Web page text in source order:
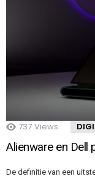
737 Views
Alienware en Dell
De definitie van een